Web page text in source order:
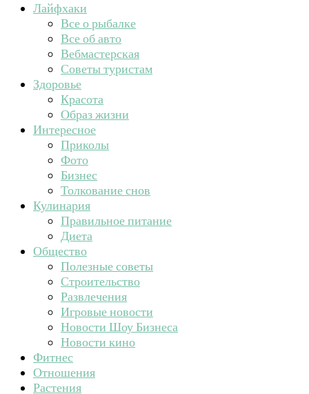
Лайфхаки
Все о рыбалке
Все об авто
Вебмастерская
Советы туристам
Здоровье
Красота
Образ жизни
Интересное
Приколы
Фото
Бизнес
Толкование снов
Кулинария
Правильное питание
Диета
Общество
Полезные советы
Строительство
Развлечения
Игровые новости
Новости Шоу Бизнеса
Новости кино
Фитнес
Отношения
Растения